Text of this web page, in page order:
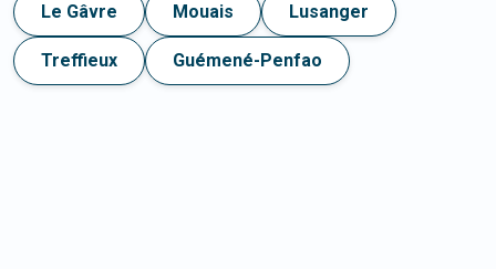
Le Gâvre Mouais Lusanger
Treffieux Guémené-Penfao